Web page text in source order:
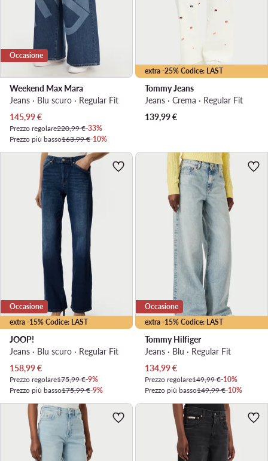
Occasione
Weekend Max Mara
Jeans · Blu scuro · Regular Fit
Prezzo attuale
145,99€
Prezzo regolare220,99 €-33%
Prezzo più basso163,99 €-10%
extra -25% Codice: LAST
Tommy Jeans
Jeans · Crema · Regular Fit
139,99€
extra -15% Codice: LAST
Occasione
JOOP!
Jeans · Blu scuro · Regular Fit
Prezzo attuale
158,99€
Prezzo regolare175,99 €-9%
Prezzo più basso175,99 €-9%
extra -15% Codice: LAST
Occasione
Tommy Hilfiger
Jeans · Blu · Regular Fit
Prezzo attuale
134,99€
Prezzo regolare149,99 €-10%
Prezzo più basso149,99 €-10%